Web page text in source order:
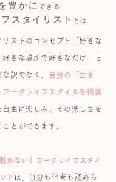
豊かに できる
スタイリスト とは
リストのコンセプト「好きな
好きな場所で好きなだけ」と
訳でなく、 自分の「生き
ワークライフスタイルを構築
自由に楽しみ、その楽しさを
とができます。
わない』ワークライフスタイ
ド は、 自分も他者も認めら